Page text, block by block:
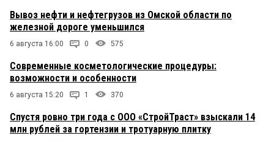
Вывоз нефти и нефтегрузов из Омской области по
железной дороге уменьшился
6 августа 16:00 0 575
Современные косметологические процедуры:
возможности и особенности
6 августа 15:20 1 370
Спустя ровно три года с ООО «СтройТраст» взыскали 14
млн рублей за гортензии и тротуарную плитку